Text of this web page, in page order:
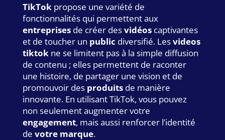
TikTok propose une variété de
fonctionnalités qui permettent aux
entreprisesde créer desvidéoscaptivantes
et de toucher un public diversifié. Lesvideos
tiktok ne se limitent pas à la simple diffusion
de contenu ; elles permettent de raconter
une histoire, de partager une vision et de
promouvoir des produitsde manière
innovante. En utilisant TikTok, vous pouvez
non seulement augmenter votre
engagement, mais aussi renforcer l’identité
de votre marque.